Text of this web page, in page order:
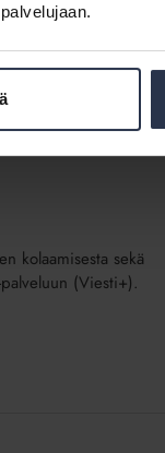
kolaamisesta sekä
(Viesti+).